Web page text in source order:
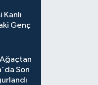
Genç
Son